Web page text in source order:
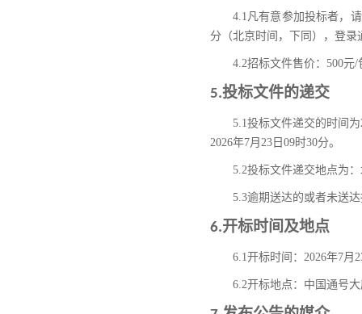
4.1凡有意参加投标者，
分（北京时间，下同）
，登录
4.2招标文件售价： 500元/
5.投标文件的递交
5.1投标文件递交的时间为
2026年7月 23 日 09时30分。
5.2投标文件递交地点为
5.3逾期送达的或者未送
6.开标时间及地点
6.1开标时间： 2026年7月
6.2开标地点：中国通号